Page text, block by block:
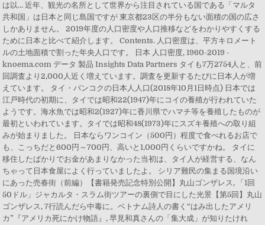
は以… 近年、観光の名所として世界から注目されている国である「マルタ
共和国」は日本と同じ島国ですが 東京都23区の半分もない面積の国の広さ
しかありません。 2019年度の人口密度や人口推移などをわかりやすくする
ために日本と比べて紹介します。 Contents. 人口密度は、平方キロメート
ルの土地面積で割った年央人口です。 日本 人口密度, 1960-2019 -
knoema.com データ 製品 Insights Data Partners タイも7万2754人と、前
回調査より2,000人近く増えています。調査を更新するたびに日本人が増
えています。 タイ・バンコクの日本人人口(2018年10月1日時点) 日本では
江戸時代の初期に、タイでは昭和22(1947)年にコイの養殖が行われていた
ようです。海水魚では昭和2(1927)年に香川県でハマチ等を養殖したものが
最初といわれています。タイでは昭和48(1973)年にスズキ養殖への取り組
みが始まりました。 日本ならワンコイン（500円）程度で食べれるお店で
も、こっちだと600円～700円、高いと1,000円くらいですかね。 タイに
移住したばかりでお金があまりなかった当初は、タイ人が経営する、なん
ちゃって日本食屋によく行っていましたよ。 シリア難民の集まる国境沿い
にあった売春街（前編）【書籍発売記念特別公開】丸山ゴンザレス, 「1回
50ドル」ジャカルタ・スラム街ツアーの裏側で目にした光景【第5回】丸山
ゴンザレス, 7行読んだら中毒に。ベトナム詩人の書く“はみ出したアメリ
カ”『アメリカ死にかけ物語』, 早見和真さんの「集大成」が知りたけれ